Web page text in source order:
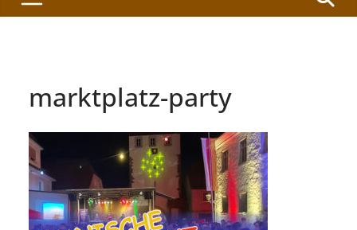
marktplatz-party